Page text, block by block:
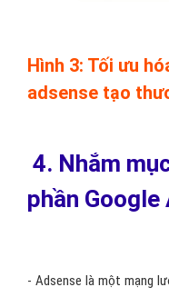
Hình 3: Tối ưu
adsense tạo
4. Nhắm
phần Google
- Adsense là một mạng